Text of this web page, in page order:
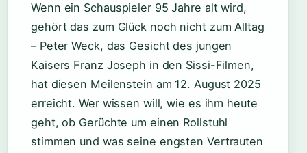
Wenn ein Schauspieler 95 Jahre alt wird,
gehört das zum Glück noch nicht zum Alltag
– Peter Weck, das Gesicht des jungen
Kaisers Franz Joseph in den Sissi-Filmen,
hat diesen Meilenstein am 12. August 2025
erreicht. Wer wissen will, wie es ihm heute
geht, ob Gerüchte um einen Rollstuhl
stimmen und was seine engsten Vertrauten